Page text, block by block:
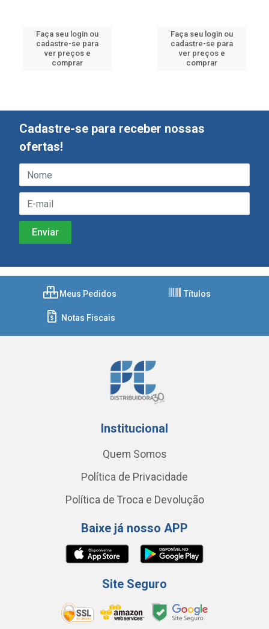
Faça seu login ou
cadastre-se para
ver preços e
comprar
Faça seu login ou
cadastre-se para
ver preços e
comprar
Cadastre-se para receber nossas
ofertas!
Meus Pedidos Títulos
Notas Fiscais
Institucional
Quem Somos
Política de Privacidade
Política de Troca e Devolução
Baixe já nosso APP
Site Seguro